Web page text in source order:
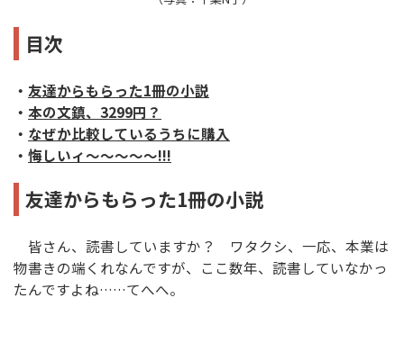
目次
・ 友達からもらった1冊の小説
・ 本の文鎮、3299円？
・ なぜか比較しているうちに購入
・ 悔しいィ～～～～～!!!
友達からもらった1冊の小説
皆さん、読書していますか？ ワタクシ、一応、本業は
物書きの端くれなんですが、ここ数年、読書していなかっ
たんですよね……てへへ。